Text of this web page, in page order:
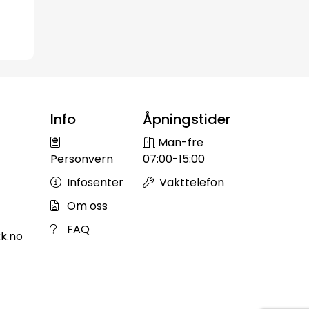
Info
Personvern
Infosenter
Om oss
FAQ
Åpningstider
Man-fre
07:00-15:00
Vakttelefon